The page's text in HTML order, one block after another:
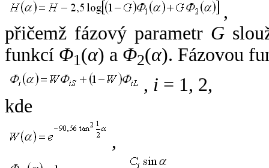
,
přičemž fázový parametr G
funkcí Φ1(α) a Φ2(α). Fázovou
, i = 1, 2,
kde
,